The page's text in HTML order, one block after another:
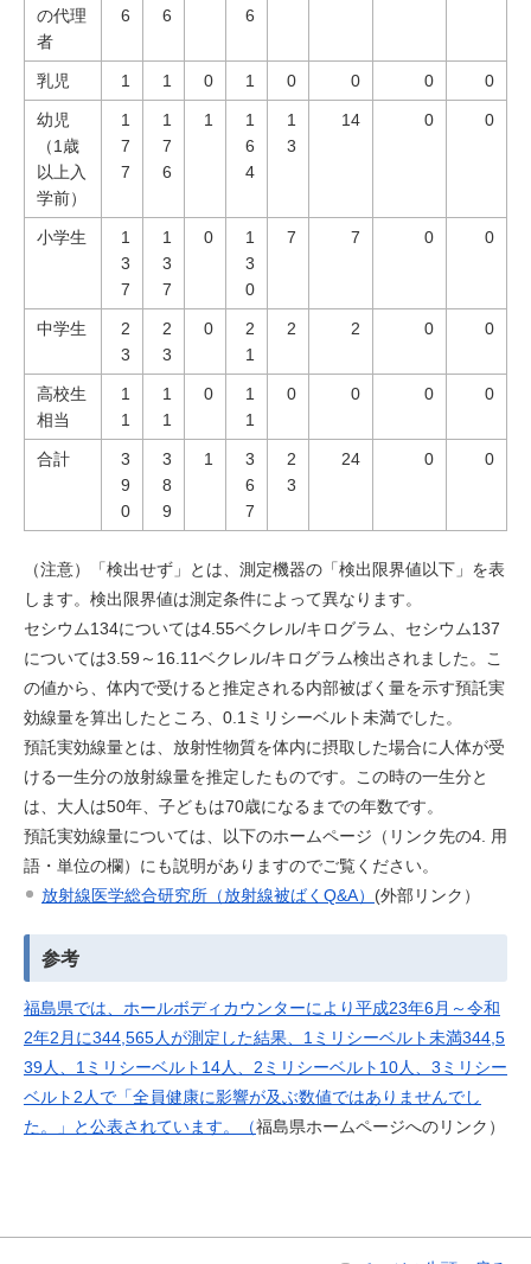
の代理
者
6
6
6
乳児 1 1 0 1 0 0 0 0
幼児
（1歳
以上入
学前）
1
7
7
1
7
6
1
1
6
4
1
3
14 0 0
小学生
1
3
7
1
3
7
0
1
3
0
7 7 0 0
中学生
2
3
2
3
0
2
1
2 2 0 0
高校生
相当
1
1
1
1
0
1
1
0 0 0 0
合計
3
9
0
3
8
9
1
3
6
7
2
3
24 0 0
（注意）「検出せず」とは、測定機器の「検出限界値以下」を表
します。検出限界値は測定条件によって異なります。
セシウム134については4.55ベクレル/キログラム、セシウム137
については3.59～16.11ベクレル/キログラム検出されました。こ
の値から、体内で受けると推定される内部被ばく量を示す預託実
効線量を算出したところ、0.1ミリシーベルト未満でした。
預託実効線量とは、放射性物質を体内に摂取した場合に人体が受
ける一生分の放射線量を推定したものです。この時の一生分と
は、大人は50年、子どもは70歳になるまでの年数です。
預託実効線量については、以下のホームページ（リンク先の4. 用
語・単位の欄）にも説明がありますのでご覧ください。
放射線医学総合研究所（放射線被ばくQ&A） (外部リンク）
参考
福島県では、ホールボディカウンターにより平成23年6月～令和
2年2月に344,565人が測定した結果、1ミリシーベルト未満344,5
39人、1ミリシーベルト14人、2ミリシーベルト10人、3ミリシー
ベルト2人で「全員健康に影響が及ぶ数値ではありませんでし
た。」と公表されています。（福島県ホームページへのリンク）